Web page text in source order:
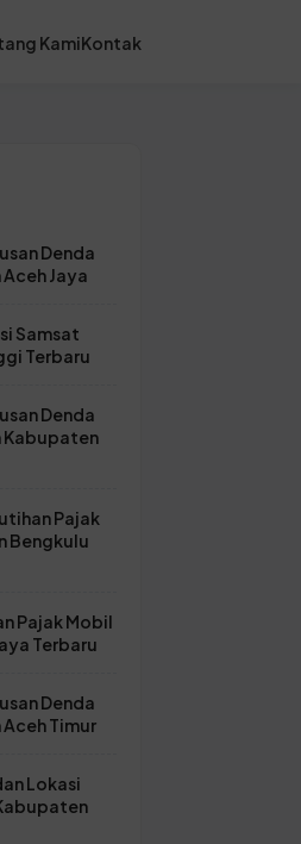
KamiKontak
Denda
Jaya
Samsat
Terbaru
Denda
Kabupaten
Pajak
Bengkulu
Pajak Mobil
Terbaru
Denda
Timur
Lokasi